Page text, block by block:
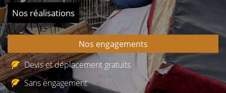
Nos réalisations
Nos engagements
Devis et déplacement gratuits
Sans engagement